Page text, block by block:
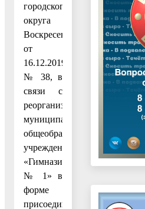
городского
округа
Воскресенск
от
16.12.2019
№ 38, в
связи с
реорганизацией
муниципального
общеобразовательного
учреждения
«Гимназия
№ 1» в
форме
присоединения